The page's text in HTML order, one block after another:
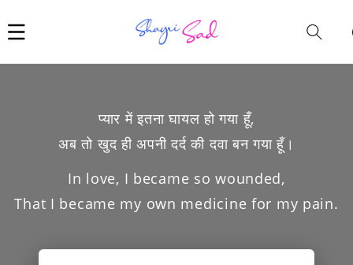
प्यार में इतना घायल हो गया हूँ,
अब तो खुद ही अपनी दर्द की दवा बन गया हूँ।
In love, I became so wounded,
That I became my own medicine for my pain.